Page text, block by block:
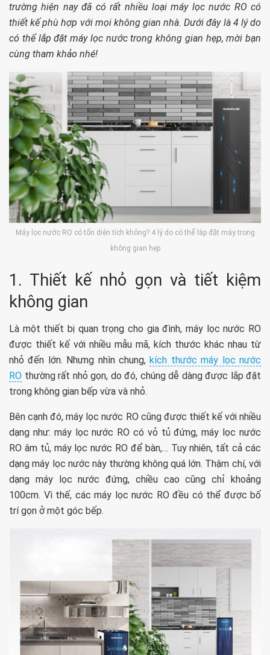
trường hiện nay đã có rất nhiều loại máy lọc nước RO có
thiết kế phù hợp với mọi không gian nhà. Dưới đây là 4 lý do
có thể lắp đặt máy lọc nước trong không gian hẹp, mời bạn
cùng tham khảo nhé!
Máy lọc nước RO có tốn diện tích không? 4 lý do có thể lắp đặt máy trong
không gian hẹp
1. Thiết kế nhỏ gọn và tiết kiệm
không gian
Là một thiết bị quan trọng cho gia đình, máy lọc nước RO
được thiết kế với nhiều mẫu mã, kích thước khác nhau từ
nhỏ đến lớn. Nhưng nhìn chung,kích thước máy lọc nước
RO thường rất nhỏ gọn, do đó, chúng dễ dàng được lắp đặt
trong không gian bếp vừa và nhỏ.
Bên cạnh đó, máy lọc nước RO cũng được thiết kế với nhiều
dạng như: máy lọc nước RO có vỏ tủ đứng, máy lọc nước
RO âm tủ, máy lọc nước RO để bàn,… Tuy nhiên, tất cả các
dạng máy lọc nước này thường không quá lớn. Thậm chí, với
dạng máy lọc nước đứng, chiều cao cũng chỉ khoảng
100cm. Vì thế, các máy lọc nước RO đều có thể được bố
trí gọn ở một góc bếp.